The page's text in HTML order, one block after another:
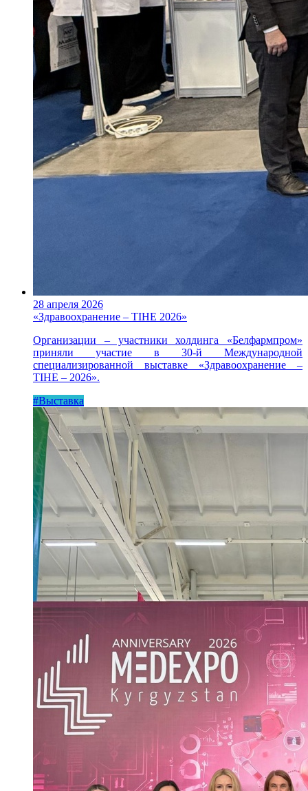
28 апреля 2026
«Здравоохранение – TIHE 2026»
Организации – участники холдинга «Белфармпром»
приняли участие в 30-й Международной
специализированной выставке «Здравоохранение –
TIHE – 2026».
#Выставка